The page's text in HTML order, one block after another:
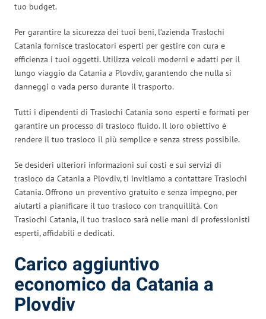
tuo budget.
Per garantire la sicurezza dei tuoi beni, l’azienda Traslochi
Catania fornisce traslocatori esperti per gestire con cura e
efficienza i tuoi oggetti. Utilizza veicoli moderni e adatti per il
lungo viaggio da Catania a Plovdiv, garantendo che nulla si
danneggi o vada perso durante il trasporto.
Tutti i dipendenti di Traslochi Catania sono esperti e formati per
garantire un processo di trasloco fluido. Il loro obiettivo è
rendere il tuo trasloco il più semplice e senza stress possibile.
Se desideri ulteriori informazioni sui costi e sui servizi di
trasloco da Catania a Plovdiv, ti invitiamo a contattare Traslochi
Catania. Offrono un preventivo gratuito e senza impegno, per
aiutarti a pianificare il tuo trasloco con tranquillità. Con
Traslochi Catania, il tuo trasloco sarà nelle mani di professionisti
esperti, affidabili e dedicati.
Carico aggiuntivo
economico da Catania a
Plovdiv